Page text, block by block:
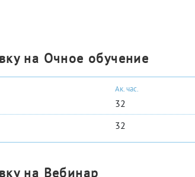
на Очное обучение
Ак. час.
32
32
на Вебинар